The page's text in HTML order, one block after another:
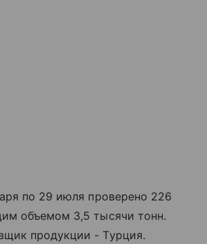
по 29 июля проверено 226
объемом 3,5 тысячи тонн.
продукции - Турция.